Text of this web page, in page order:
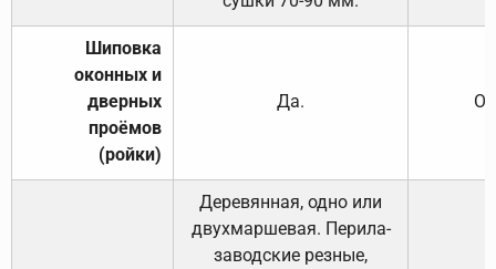
Шиповка
оконных и
дверных
проёмов
(ройки)
Да.
Деревянная, одно или
двухмаршевая. Перила-
заводские резные,